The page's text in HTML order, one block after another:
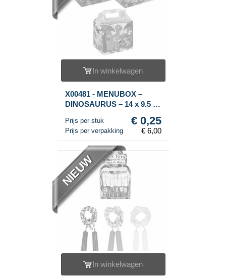
In winkelwagen
X00481 - MENUBOX –
DINOSAURUS – 14 x 9.5 x
Prijs per stuk € 0,25
Prijs per verpakking € 6,00
NIEUW
In winkelwagen